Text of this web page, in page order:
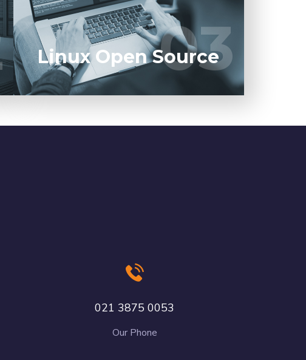
03
mengembangkan sistem yang tangguh.
LEARN MORE 03
Linux Open Source
021 3875 0053
Our Phone